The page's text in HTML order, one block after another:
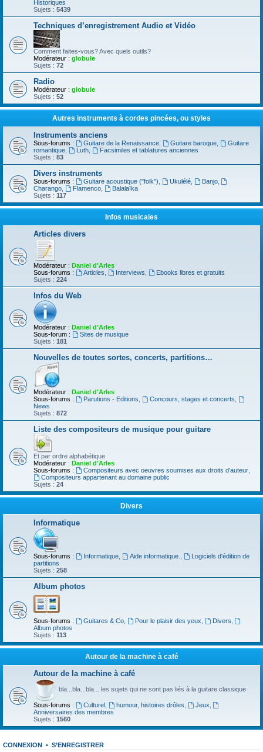
Historiques
Sujets : 5439
Techniques d’enregistrement Audio et Vidéo
Comment faites-vous? Avec quels outils?
Modérateur : globule
Sujets : 72
Radio
Modérateur : globule
Sujets : 52
Autres instruments à cordes pincées, ou styles
Instruments anciens
Sous-forums : Guitare de la Renaissance, Guitare baroque,
Guitare
romantique
Luth,
Facsimiles et tablatures anciennes
Sujets : 83
Divers instruments
Sous-forums : Guitare acoustique ("folk") Ukulélé, Banjo,
Charango
Flamenco,
Balalaïka
Sujets : 117
Infos musicales
Articles divers
Modérateur : Daniel d'Arles
Sous-forums :
Articles Interviews
Ebooks libres et gratuits
Sujets : 224
Infos du Web
Modérateur : Daniel d'Arles
Sous-forum :
Sites de musique
Sujets : 181
Nouvelles de toutes sortes, concerts, partitions…
Modérateur : Daniel d'Arles
Sous-forums :
Parutions - Editions Concours, stages et concerts
News
Sujets : 872
Liste des compositeurs de musique pour guitare
Et par ordre alphabétique
Modérateur : Daniel d'Arles
Sous-forums :
Compositeurs avec oeuvres soumises aux droits d'auteur,
Compositeurs appartenant au domaine public
Sujets : 24
Divers
Informatique
Sous-forums : Informatique, Aide informatique.
Logiciels d'édition de
partitions
Sujets : 258
Album photos
Sous-forums : Guitares & Co, Pour le plaisir des yeux Divers
Album photos
Sujets : 113
Autour de la machine à café
Autour de la machine à café
bla...bla...bla... les sujets qui ne sont pas liés à la guitare classique
Sous-forums : Culturel, humour, histoires drôles Jeux
Anniversaires des membres
Sujets : 1560
CONNEXION • S’ENREGISTRER